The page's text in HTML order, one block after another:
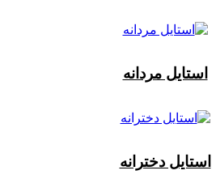
استایل مردانه
استایل دخترانه